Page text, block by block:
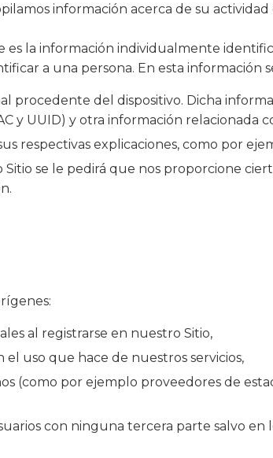
información acerca de su actividad
es la información individualmente
a una persona. En esta información
procedente del dispositivo. Dicha
y UUID) y otra información relacionada
respectivas explicaciones, como por
se le pedirá que nos proporcione
al registrarse en nuestro Sitio,
uso que hace de nuestros servicios,
(como por ejemplo proveedores de
con ninguna tercera parte salvo en